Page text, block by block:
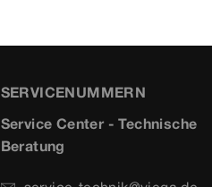
SERVICENUMMERN
Service Center - Technische
Beratung